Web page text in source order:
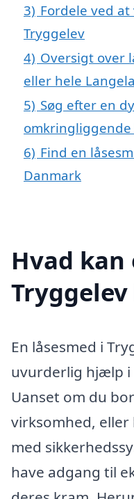
3) Fordele ved
Tryggelev
4) Oversigt over
eller hele
5) Søg efter en
6) Find en
Danmark
Hvad kan
En låsesmed i
uvurderlig hjælp i
Uanset om du
virksomhed,
med
have adgang til